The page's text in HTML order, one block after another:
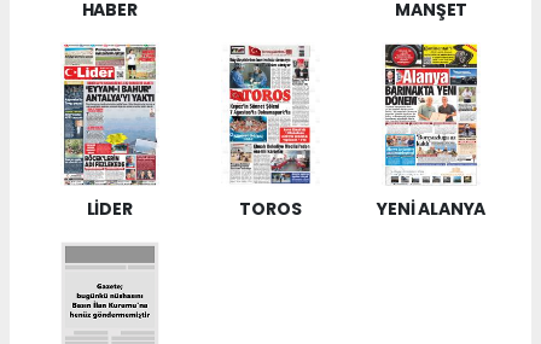
HABER
MANŞET
LİDER TOROS YENİ ALANYA